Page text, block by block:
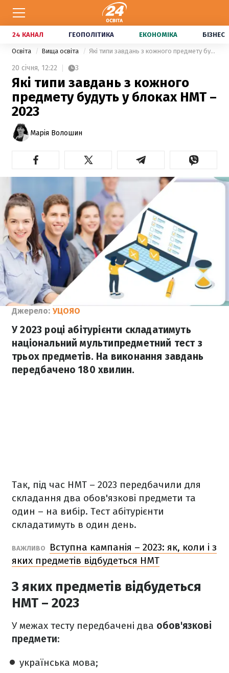
24 КАНАЛ ГЕОПОЛІТИКА ЕКОНОМІКА БІЗНЕС
Освіта Вища освіта Які типи завдань з кожного предмету будуть у блоках НМТ – 2023
20 січня, 12:22 3
Які типи завдань з кожного
предмету будуть у блоках НМТ –
2023
Марія Волошин
Джерело: УЦОЯО
У 2023 році абітурієнти складатимуть
національний мультипредметний тест з
трьох предметів. На виконання завдань
передбачено 180 хвилин.
Так, під час НМТ – 2023 передбачили для
складання два обов'язкові предмети та
один – на вибір. Тест абітурієнти
складатимуть в один день.
ВАЖЛИВО
Вступна кампанія – 2023: як, коли і з
яких предметів відбудеться НМТ
З яких предметів відбудеться
НМТ – 2023
У межах тесту передбачені два обов'язкові
предмети:
українська мова;